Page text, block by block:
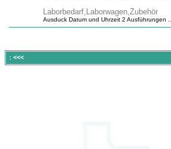
Laborbedarf,Laborwagen,Zubehör
Ausduck Datum und Uhrzeit 2 Ausführungen ...